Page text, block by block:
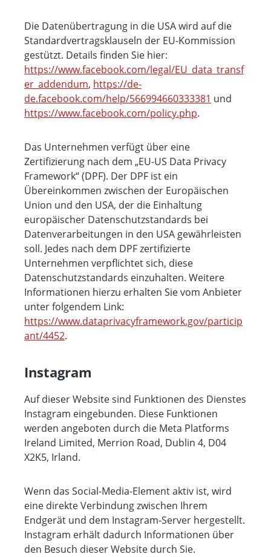
Die Datenübertragung in die USA wird auf die
Standardvertragsklauseln der EU-Kommission
gestützt. Details finden Sie hier:
https://www.facebook.com/legal/EU_data_transf
er_addendum, https://de-
de.facebook.com/help/566994660333381 und
https://www.facebook.com/policy.php.
Das Unternehmen verfügt über eine
Zertifizierung nach dem „EU-US Data Privacy
Framework“ (DPF). Der DPF ist ein
Übereinkommen zwischen der Europäischen
Union und den USA, der die Einhaltung
europäischer Datenschutzstandards bei
Datenverarbeitungen in den USA gewährleisten
soll. Jedes nach dem DPF zertifizierte
Unternehmen verpflichtet sich, diese
Datenschutzstandards einzuhalten. Weitere
Informationen hierzu erhalten Sie vom Anbieter
unter folgendem Link:
https://www.dataprivacyframework.gov/particip
ant/4452.
Instagram
Auf dieser Website sind Funktionen des Dienstes
Instagram eingebunden. Diese Funktionen
werden angeboten durch die Meta Platforms
Ireland Limited, Merrion Road, Dublin 4, D04
X2K5, Irland.
Wenn das Social-Media-Element aktiv ist, wird
eine direkte Verbindung zwischen Ihrem
Endgerät und dem Instagram-Server hergestellt.
Instagram erhält dadurch Informationen über
den Besuch dieser Website durch Sie.